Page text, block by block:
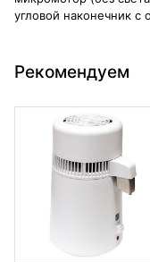
угловой наконечник
Рекомендуем